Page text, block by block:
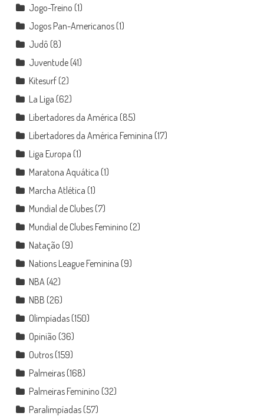
Jogo-Treino (1)
Jogos Pan-Americanos(1)
Judô (8)
Juventude(41)
Kitesurf(2)
La Liga (62)
Libertadores da América (85)
Libertadores da América Feminina (17)
Liga Europa (1)
Maratona Aquática (1)
Marcha Atlética (1)
Mundial de Clubes(7)
Mundial de Clubes Feminino (2)
Natação (9)
Nations League Feminina (9)
NBA (42)
NBB (26)
Olimpíadas(150)
Opinião (36)
Outros(159)
Palmeiras(168)
Palmeiras Feminino (32)
Paralimpíadas(57)